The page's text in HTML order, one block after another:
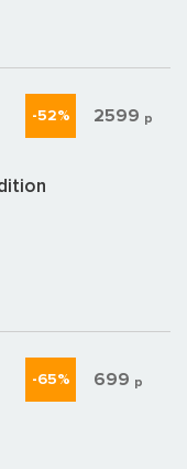
-52% 2599 р
-65% 699 р